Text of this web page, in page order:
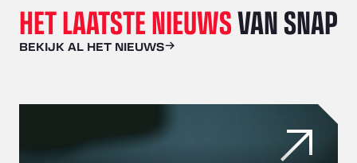
HET LAATSTE NIEUWSVAN SNAP
BEKIJK AL HET NIEUWS
Hoe realtime inzicht in het wagenpark bescherming